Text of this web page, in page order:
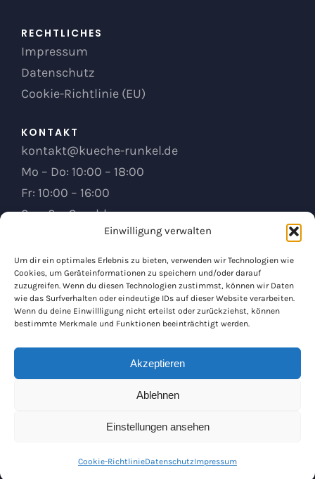
Einwilligung verwalten
Um dir ein optimales Erlebnis zu bieten, verwenden wir Technologien wie
Cookies, um Geräteinformationen zu speichern und/oder darauf
zuzugreifen. Wenn du diesen Technologien zustimmst, können wir Daten
wie das Surfverhalten oder eindeutige IDs auf dieser Website verarbeiten.
Wenn du deine Einwillligung nicht erteilst oder zurückziehst, können
bestimmte Merkmale und Funktionen beeinträchtigt werden.
Akzeptieren
Ablehnen
Einstellungen ansehen
Cookie-RichtlinieDatenschutzImpressum
RECHTLICHES
Impressum
Datenschutz
Cookie-Richtlinie (EU)
KONTAKT
kontakt@kueche-runkel.de
Mo – Do: 10:00 – 18:00
Fr: 10:00 – 16:00
Sa – So: Geschlossen
KÜCHENSTUDIO RUNKEL
Heerstraße 110
65594 Runkel
RoyalDesigns.